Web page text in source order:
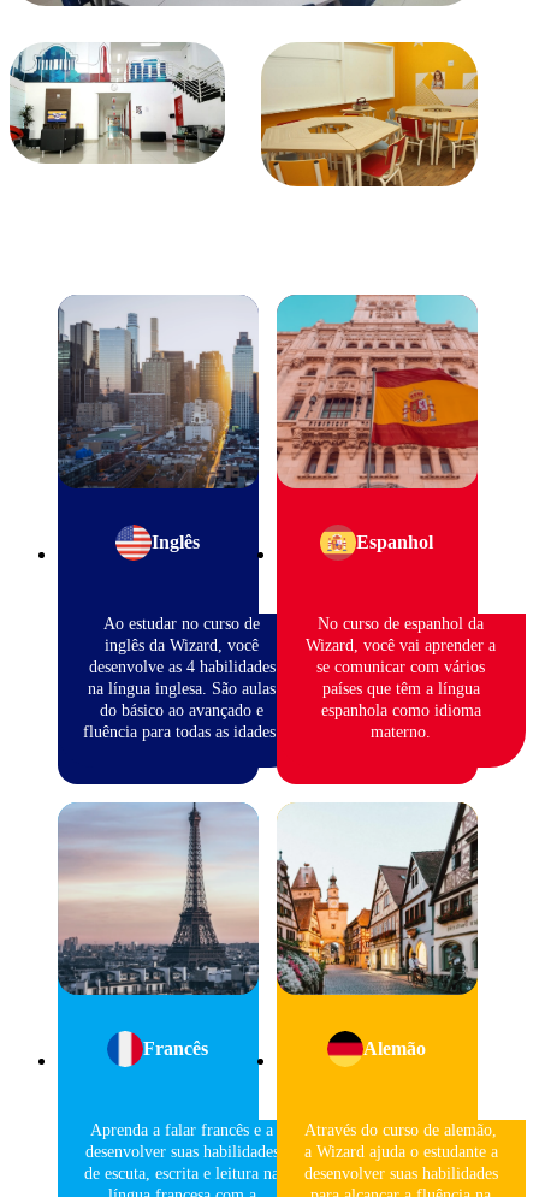
Inglês
Ao estudar no curso de
inglês da Wizard, você
desenvolve as 4 habilidades
na língua inglesa. São aulas
do básico ao avançado e
fluência para todas as idades.
Espanhol
No curso de espanhol da
Wizard, você vai aprender a
se comunicar com vários
países que têm a língua
espanhola como idioma
materno.
Francês
Aprenda a falar francês e a
desenvolver suas habilidades
de escuta, escrita e leitura na
Alemão
Através do curso de alemão,
a Wizard ajuda o estudante a
desenvolver suas habilidades